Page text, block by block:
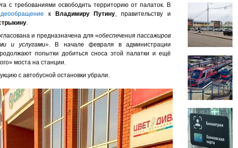
с требованиями освободить территорию от палаток. В
к Владимиру Путину, правительству и
.
и предназначена для «обеспечения пассажиров
и услугами». В начале февраля в администрации
попытки добиться сноса этой палатки и ещё
моста на станции.
с автобусной остановки убрали.